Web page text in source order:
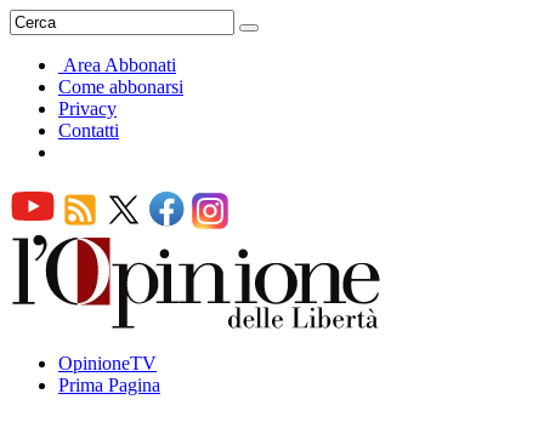
Area Abbonati
Come abbonarsi
Privacy
Contatti
OpinioneTV
Prima Pagina